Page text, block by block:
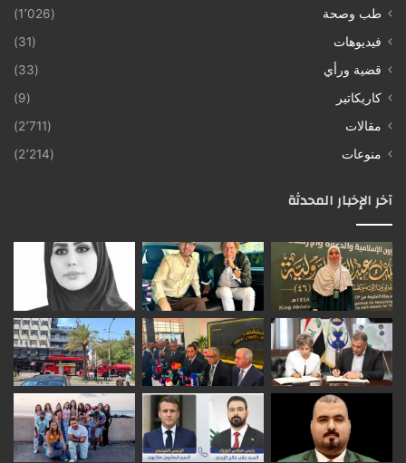
طب وصحة
(1٬026)
فيديوهات
(31)
قضية ورأي
(33)
كاريكاتير
(9)
مقالات
(2٬711)
منوعات
(2٬214)
آخر الإخبار المحدثة